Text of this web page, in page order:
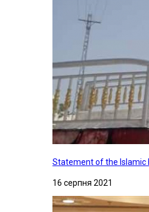
Statement of the Islamic
16 серпня 2021